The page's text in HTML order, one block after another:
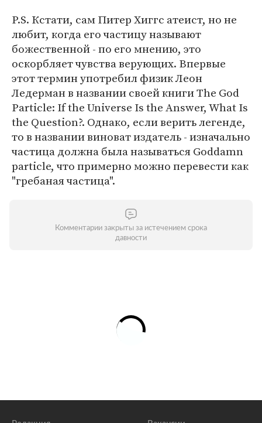
P.S. Кстати, сам Питер Хиггс атеист, но не
любит, когда его частицу называют
божественной - по его мнению, это
оскорбляет чувства верующих. Впервые
этот термин употребил физик Леон
Ледерман в названии своей книги The God
Particle: If the Universe Is the Answer, What Is
the Question?. Однако, если верить легенде,
то в названии виноват издатель - изначально
частица должна была называться Goddamn
particle, что примерно можно перевести как
"гребаная частица".
Комментарии закрыты за истечением срока
давности